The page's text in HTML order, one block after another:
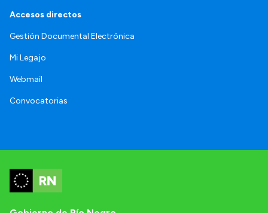
Accesos directos
Gestión Documental Electrónica
Mi Legajo
Webmail
Convocatorias